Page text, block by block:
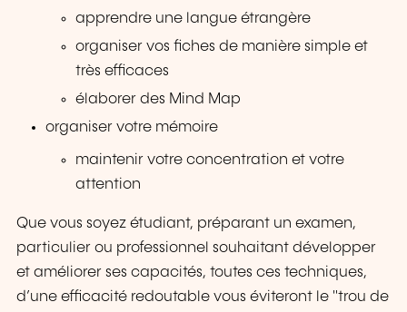
apprendre une langue étrangère
organiser vos fiches de manière simple et
très efficaces
élaborer des Mind Map
organiser votre mémoire
maintenir votre concentration et votre
attention
Que vous soyez étudiant, préparant un examen,
particulier ou professionnel souhaitant développer
et améliorer ses capacités, toutes ces techniques,
d’une efficacité redoutable vous éviteront le "trou de